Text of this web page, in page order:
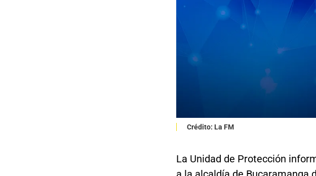
Crédito: La FM
La Unidad de Protección